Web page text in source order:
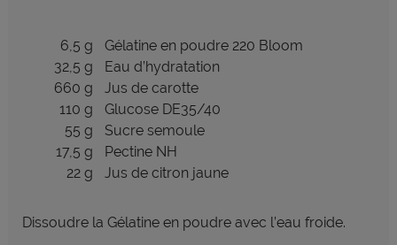
6,5 g
Gélatine en poudre 220 Bloom
32,5 g
Eau d’hydratation
660 g
Jus de carotte
110 g
Glucose DE35/40
55 g
Sucre semoule
17,5 g
Pectine NH
22 g
Jus de citron jaune
Dissoudre la Gélatine en poudre avec l’eau froide.